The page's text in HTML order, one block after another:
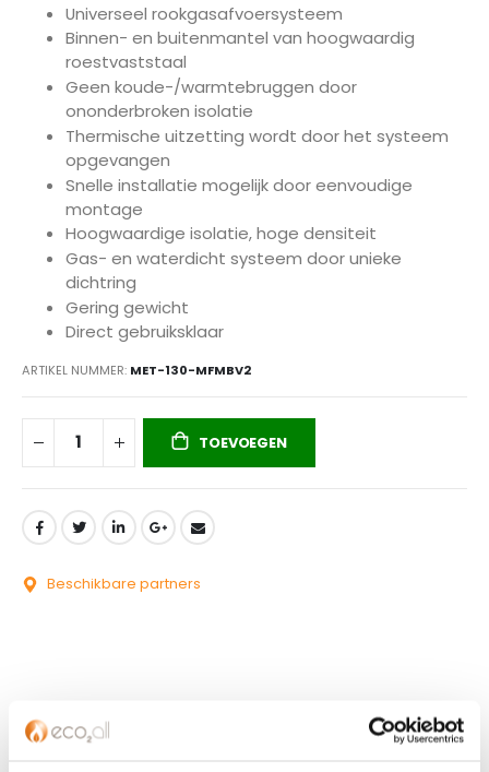
Universeel rookgasafvoersysteem
Binnen- en buitenmantel van hoogwaardig
roestvaststaal
Geen koude-/warmtebruggen door
ononderbroken isolatie
Thermische uitzetting wordt door het systeem
opgevangen
Snelle installatie mogelijk door eenvoudige
montage
Hoogwaardige isolatie, hoge densiteit
Gas- en waterdicht systeem door unieke
dichtring
Gering gewicht
Direct gebruiksklaar
ARTIKEL NUMMER MET-130-MFMBV2
TOEVOEGEN
Beschikbare partners
KLANTENSERVICE